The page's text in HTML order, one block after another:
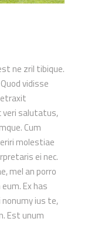
ne zril tibique.
vidisse
veri salutatus,
Cum
molestiae
ei nec.
mel an porro
Ex has
ius te,
Est unum